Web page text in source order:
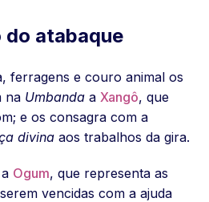
do atabaque
ferragens e couro animal os
na Umbanda a Xangô, que
e os consagra com a
divina aos trabalhos da gira.
Ogum, que representa as
vencidas com a ajuda